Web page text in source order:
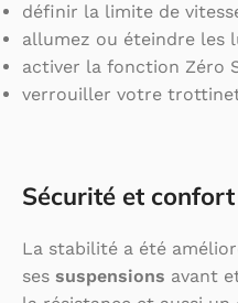
définir la limite de
allumez ou éteindre les
activer la fonction Zéro
verrouiller votre
Sécurité et confort
La stabilité a été
ses suspensions avant